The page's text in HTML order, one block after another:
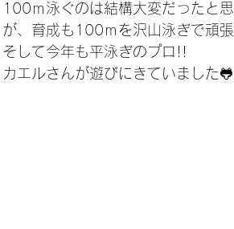
100ｍ泳ぐのは結構大変だったと
が、育成も100ｍを沢山泳ぎで頑
そして今年も平泳ぎのプロ!!
カエルさんが遊びにきていました